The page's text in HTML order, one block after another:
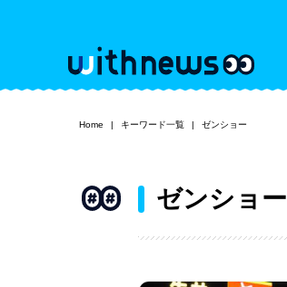
Home キーワード一覧 ゼンショー
ゼンショー